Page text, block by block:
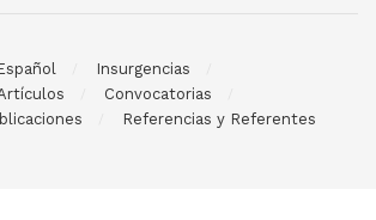
Insurgencias
Convocatorias
Referencias y Referentes